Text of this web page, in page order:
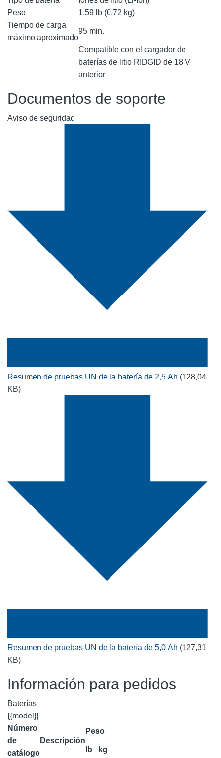
Peso
1,59 lb (0,72 kg)
Tiempo de carga
máximo aproximado
95 min.
Compatible con el cargador de
baterías de litio RIDGID de 18 V
anterior
Documentos de soporte
Aviso de seguridad
Resumen de pruebas UN de la batería de 2,5 Ah (128,04
KB)
Resumen de pruebas UN de la batería de 5,0 Ah (127,31
KB)
Información para pedidos
Baterías
{{model}}
Número
de
catálogo
Descripción
Peso
lb kg